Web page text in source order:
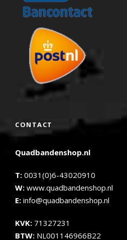
CONTACT
Quadbandenshop.nl
T: 0031(0)6-43020910
W: www.quadbandenshop.nl
E: info@quadbandenshop.nl
KVK: 71327231
BTW: NL001146966B22